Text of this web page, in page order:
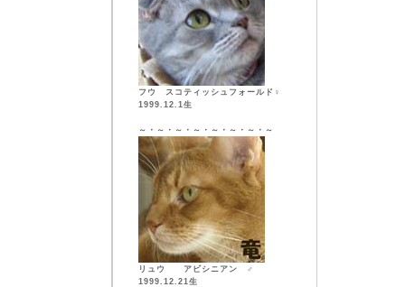
フウ スコティッシュフォールド♀
1999.12.1生
～・～・～・～・～・～・～・～
リュウ アビシニアン ♂
1999.12.21生